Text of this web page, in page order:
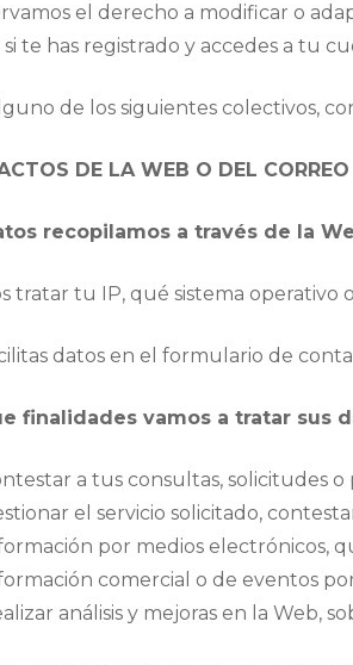
el derecho a modificar o
si te has registrado y accedes a tu
de los siguientes colectivos,
DE LA WEB O DEL
recopilamos a través de la
tratar tu IP, qué sistema operativo
datos en el formulario de
finalidades vamos a tratar sus
a tus consultas, solicitudes o
el servicio solicitado,
por medios electrónicos,
comercial o de eventos
análisis y mejoras en la Web,